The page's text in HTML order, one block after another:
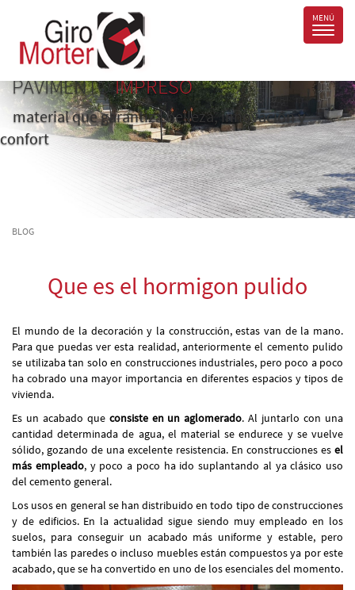
PAVIMENTOIMPRESO
material que garantiza belleza, innovación y
confort
BLOG
Que es el hormigon pulido
El mundo de la decoración y la construcción, estas van de la mano.
Para que puedas ver esta realidad, anteriormente el cemento pulido
se utilizaba tan solo en construcciones industriales, pero poco a poco
ha cobrado una mayor importancia en diferentes espacios y tipos de
vivienda.
Es un acabado que consiste en un aglomerado. Al juntarlo con una
cantidad determinada de agua, el material se endurece y se vuelve
sólido, gozando de una excelente resistencia. En construcciones es el
más empleado, y poco a poco ha ido suplantando al ya clásico uso
del cemento general.
Los usos en general se han distribuido en todo tipo de construcciones
y de edificios. En la actualidad sigue siendo muy empleado en los
suelos, para conseguir un acabado más uniforme y estable, pero
también las paredes o incluso muebles están compuestos ya por este
acabado, que se ha convertido en uno de los esenciales del momento.